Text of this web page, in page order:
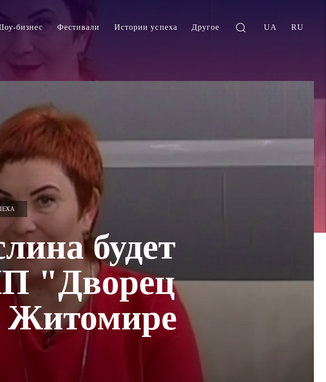
бизнес Фестивали Истории успеха Другое UA RU
будет
"Дворец
Житомире